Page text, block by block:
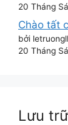
20 Tháng
Chào tất
bởi
20 Tháng
Lưu trữ